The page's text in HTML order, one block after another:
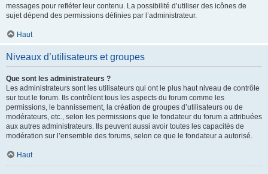
messages pour refléter leur contenu. La possibilité d’utiliser des icônes de
sujet dépend des permissions définies par l’administrateur.
Haut
Niveaux d’utilisateurs et groupes
Que sont les administrateurs ?
Les administrateurs sont les utilisateurs qui ont le plus haut niveau de contrôle
sur tout le forum. Ils contrôlent tous les aspects du forum comme les
permissions, le bannissement, la création de groupes d’utilisateurs ou de
modérateurs, etc., selon les permissions que le fondateur du forum a attribuées
aux autres administrateurs. Ils peuvent aussi avoir toutes les capacités de
modération sur l’ensemble des forums, selon ce que le fondateur a autorisé.
Haut